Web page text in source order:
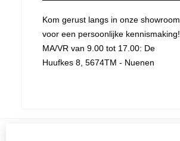
Kom gerust langs in onze showroom
voor een persoonlijke kennismaking!
MA/VR van 9.00 tot 17.00: De
Huufkes 8, 5674TM - Nuenen